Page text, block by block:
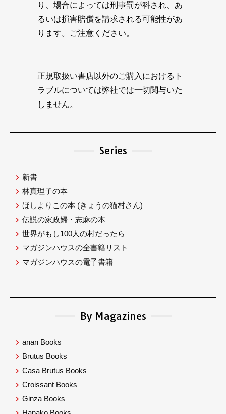
り、場合によっては刑事罰が科され、あ
るいは損害賠償を請求される可能性があ
ります。ご注意ください。
正規取扱い書店以外のご購入におけるト
ラブルについては弊社では一切関与いた
しません。
Series
新書
林真理子の本
ほしよりこの本 (きょうの猫村さん)
伝説の家政婦・志麻の本
世界がもし100人の村だったら
マガジンハウスの全書籍リスト
マガジンハウスの電子書籍
By Magazines
anan Books
Brutus Books
Casa Brutus Books
Croissant Books
Ginza Books